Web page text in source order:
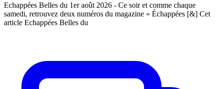
Echappées Belles du 1er août 2026 - Ce soir et comme chaque
samedi, retrouvez deux numéros du magazine « Échappées [&] Cet
article Echappées Belles du